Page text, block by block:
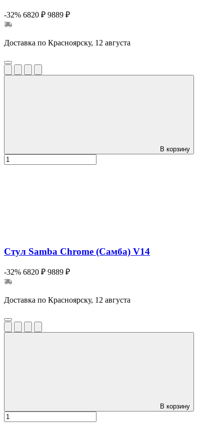
-32% 6820 ₽ 9889 ₽
Доставка по Красноярску, 12 августа
В корзину
Стул Samba Chrome (Самба) V14
-32% 6820 ₽ 9889 ₽
Доставка по Красноярску, 12 августа
В корзину